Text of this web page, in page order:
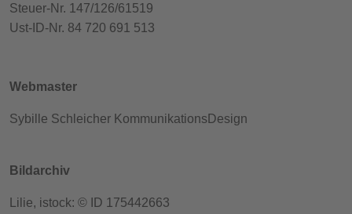
Steuer-Nr. 147/126/61519
Ust-ID-Nr. 84 720 691 513
Webmaster
Sybille Schleicher KommunikationsDesign
Bildarchiv
Lilie, istock: © ID 175442663